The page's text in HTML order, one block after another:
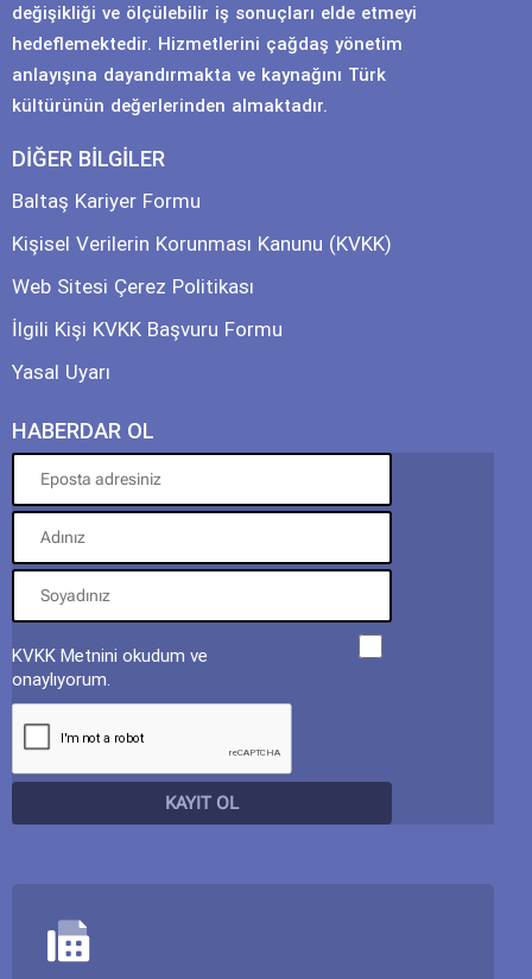
değişikliği ve ölçülebilir iş sonuçları elde etmeyi
hedeflemektedir. Hizmetlerini çağdaş yönetim
anlayışına dayandırmakta ve kaynağını Türk
kültürünün değerlerinden almaktadır.
DİĞER BİLGİLER
Baltaş Kariyer Formu
Kişisel Verilerin Korunması Kanunu (KVKK)
Web Sitesi Çerez Politikası
İlgili Kişi KVKK Başvuru Formu
Yasal Uyarı
HABERDAR OL
KVKK Metnini okudum ve
onaylıyorum.